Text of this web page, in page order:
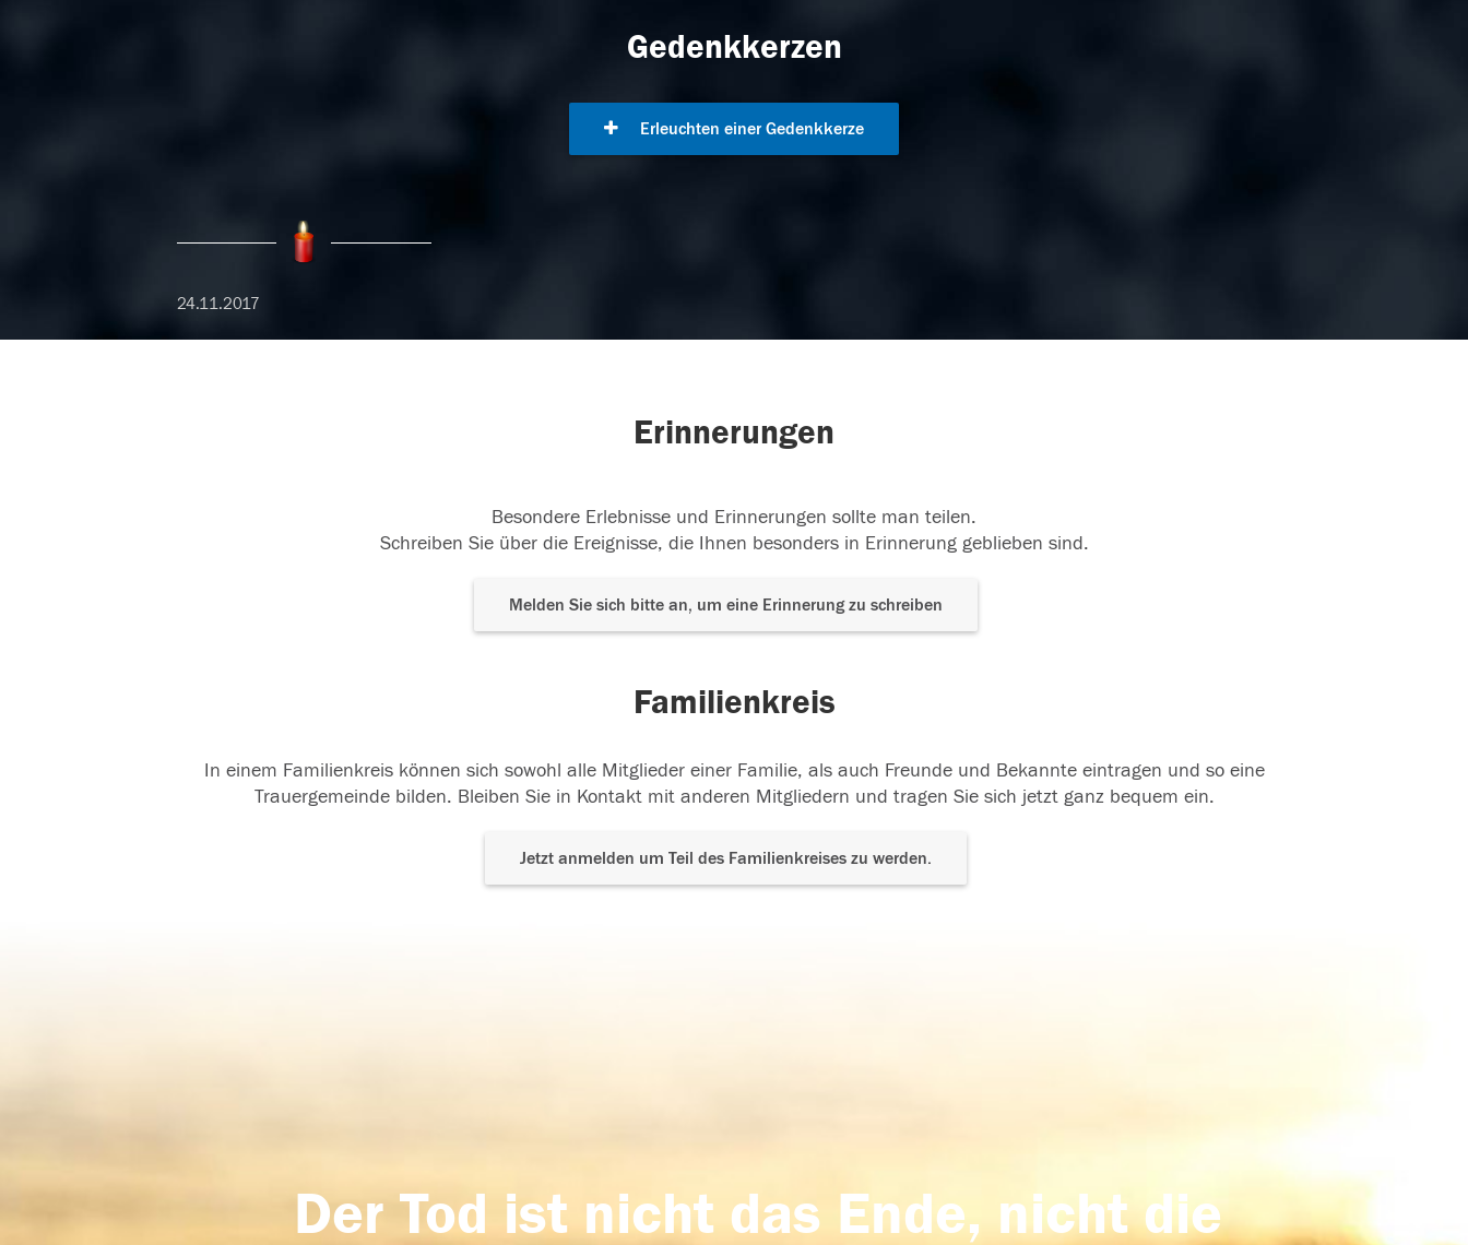
Gedenkkerzen
Erleuchten einer Gedenkkerze
24.11.2017
Erinnerungen
Besondere Erlebnisse und Erinnerungen sollte man teilen.
Schreiben Sie über die Ereignisse, die Ihnen besonders in Erinnerung geblieben sind.
Melden Sie sich bitte an, um eine Erinnerung zu schreiben
Familienkreis
In einem Familienkreis können sich sowohl alle Mitglieder einer Familie, als auch Freunde und Bekannte eintragen und so eine
Trauergemeinde bilden. Bleiben Sie in Kontakt mit anderen Mitgliedern und tragen Sie sich jetzt ganz bequem ein.
Jetzt anmelden um Teil des Familienkreises zu werden.
Der Tod ist nicht das Ende, nicht die